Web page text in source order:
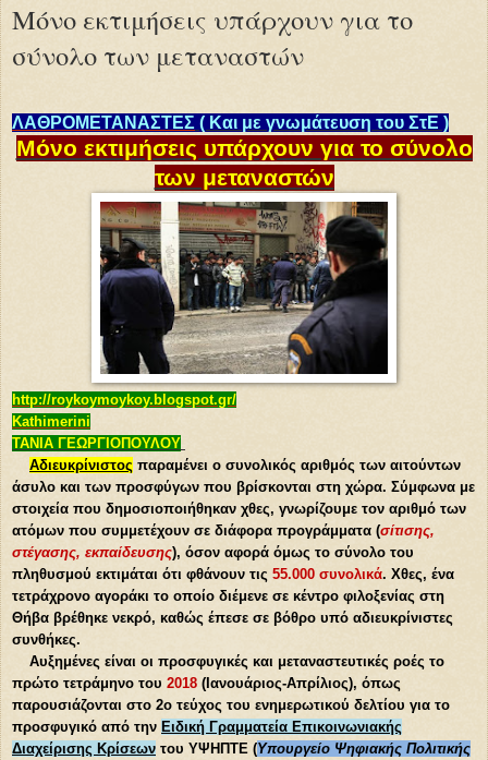
Μόνο εκτιμήσεις υπάρχουν για το
σύνολο των μεταναστών
ΛΑΘΡΟΜΕΤΑΝΑΣΤΕΣ ( Και με γνωμάτευση του ΣτΕ )
Μόνο εκτιμήσεις υπάρχουν για το σύνολο
των μεταναστών
http://roykoymoykoy.blogspot.gr/
Kathimerini
ΤΑΝΙΑ ΓΕΩΡΓΙΟΠΟΥΛΟΥ
Αδιευκρίνιστος παραμένει ο συνολικός αριθμός των αιτούντων
άσυλο και των προσφύγων που βρίσκονται στη χώρα. Σύμφωνα με
στοιχεία που δημοσιοποιήθηκαν χθες, γνωρίζουμε τον αριθμό των
ατόμων που συμμετέχουν σε διάφορα προγράμματα (σίτισης,
στέγασης, εκπαίδευσης), όσον αφορά όμως το σύνολο του
πληθυσμού εκτιμάται ότι φθάνουν τις 55.000 συνολικά. Χθες, ένα
τετράχρονο αγοράκι το οποίο διέμενε σε κέντρο φιλοξενίας στη
Θήβα βρέθηκε νεκρό, καθώς έπεσε σε βόθρο υπό αδιευκρίνιστες
συνθήκες.
Αυξημένες είναι οι προσφυγικές και μεταναστευτικές ροές το
πρώτο τετράμηνο του 2018 (Ιανουάριος-Απρίλιος), όπως
παρουσιάζονται στο 2ο τεύχος του ενημερωτικού δελτίου για το
προσφυγικό από την Ειδική Γραμματεία Επικοινωνιακής
Διαχείρισης Κρίσεων του ΥΨΗΠΤΕ (Υπουργείο Ψηφιακής Πολιτικής